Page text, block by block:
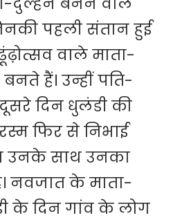
पहली संतान हुई
वाले माता-
हैं। उन्हीं पति-
दिन धुलंडी की
फिर से निभाई
उनके साथ उनका
नवजात के माता-
के दिन गांव के लोग